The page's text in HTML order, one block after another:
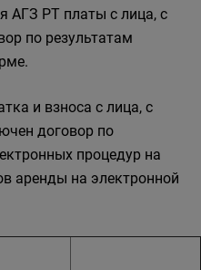
АГЗ РТ платы с лица, с
по результатам
и взноса с лица, с
договор по
процедур на
аренды на электронной